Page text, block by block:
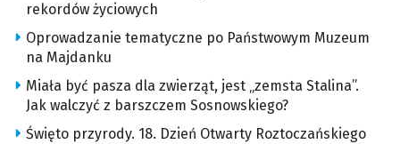
rekordów życiowych
Oprowadzanie tematyczne po Państwowym Muzeum
na Majdanku
Miała być pasza dla zwierząt, jest „zemsta Stalina”.
Jak walczyć z barszczem Sosnowskiego?
Święto przyrody. 18. Dzień Otwarty Roztoczańskiego